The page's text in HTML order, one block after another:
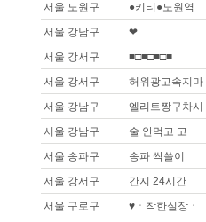
서울 노원구
●키티●노원역
서울 강남구
❤
서울 강서구
■□■□■□■
서울 강서구
허위광고속지마
서울 강남구
엘리트짱구차시
서울 강남구
술 안먹고 고
서울 송파구
송파 싹쓸이
서울 강서구
간지 24시간
서울 구로구
♥ㆍ착한실장ㆍ